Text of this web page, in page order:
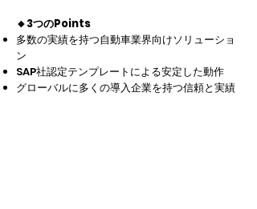
🔸3つのPoints
多数の実績を持つ自動車業界向けソリューショ
ン
SAP社認定テンプレートによる安定した動作
グローバルに多くの導入企業を持つ信頼と実績